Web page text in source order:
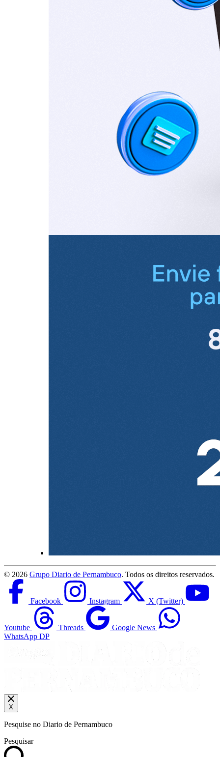
© 2026 Grupo Diario de Pernambuco. Todos os direitos reservados.
Facebook Instagram X (Twitter)
Youtube Threads
Google News
WhatsApp DP
X
Pesquise no Diario de Pernambuco
Pesquisar